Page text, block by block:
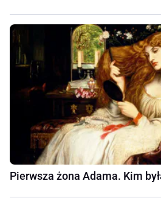
Pierwsza żona Adama. Kim